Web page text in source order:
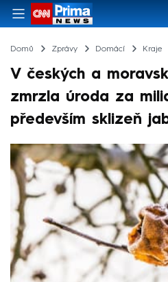
Domů Zprávy Domácí Kraje
V českých a
zmrzla úroda za
především sklizeň